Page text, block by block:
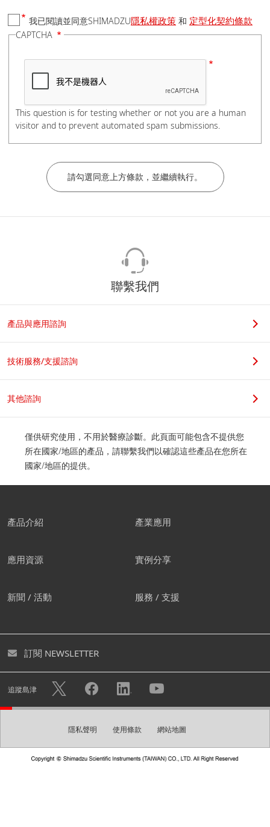
國家/地區
電話號碼
公司/學校名稱
若您是學生，請在科系名稱後加上實驗室教授姓名，謝謝。
職位
公司地址
我們建議您創建屬於自己的帳
您可透過創建免費帳號下載各式型錄及進入個人頁面。您亦
使用帳戶註冊的個人資訊將可用於 隱私權政策
的，例如發送電子報。
創建帳號
我已閱讀並同意SHIMADZU隱私權政策 和 定型化契約條款
CAPTCHA
This question is for testing whether or not you are a human
visitor and to prevent automated spam submissions.
聯繫我們
產品與應用諮詢
技術服務/支援諮詢
其他諮詢
僅供研究使用，不用於醫療診斷。此頁面可能包含不提供您
所在國家/地區的產品，請聯繫我們以確認這些產品在您所在
國家/地區的提供。
產品介紹 產業應用
應用資源 實例分享
新聞 / 活動 服務 / 支援
訂閱 NEWSLETTER
追蹤島津
隱私聲明 使用條款 網站地圖